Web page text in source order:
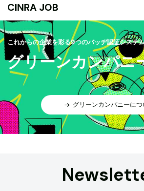
CINRA JOB
これからの企業を彩る9つのバッヂ認証システ
グリーンカンパニ
グリーンカンパニーにつ